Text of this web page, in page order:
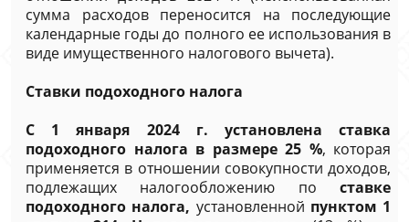
сумма расходов переносится на последующие
календарные годы до полного ее использования в
виде имущественного налогового вычета).
Ставки подоходного налога
С 1 января 2024 г. установлена ставка
подоходного налога в размере 25 %, которая
применяется в отношении совокупности доходов,
подлежащих налогообложению по ставке
подоходного налога, установленной пунктом 1